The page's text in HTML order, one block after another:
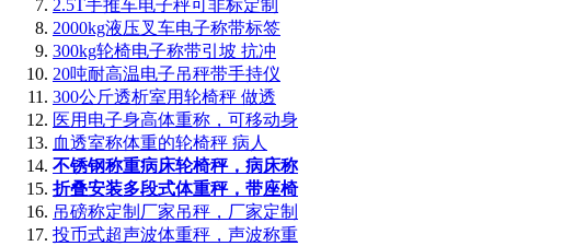
2.5T手推车电子秤可非标定制
2000kg液压叉车电子称带标签
300kg轮椅电子称带引坡 抗冲
20吨耐高温电子吊秤带手持仪
300公斤透析室用轮椅秤 做透
医用电子身高体重称，可移动身
血透室称体重的轮椅秤 病人
不锈钢称重病床轮椅秤，病床称
折叠安装多段式体重秤，带座椅
吊磅称定制厂家吊秤，厂家定制
投币式超声波体重秤，声波称重